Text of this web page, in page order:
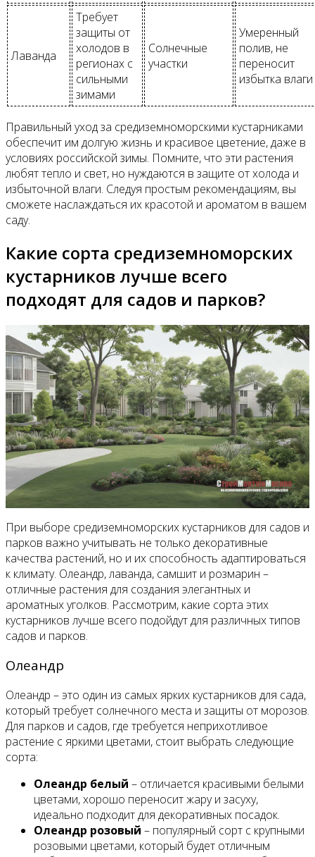
Лаванда
Требует
защиты от
холодов в
регионах с
сильными
зимами
Солнечные
участки
Умеренный
полив, не
переносит
избытка влаги
Правильный уход за средиземноморскими кустарниками
обеспечит им долгую жизнь и красивое цветение, даже в
условиях российской зимы. Помните, что эти растения
любят тепло и свет, но нуждаются в защите от холода и
избыточной влаги. Следуя простым рекомендациям, вы
сможете наслаждаться их красотой и ароматом в вашем
саду.
Какие сорта средиземноморских
кустарников лучше всего
подходят для садов и парков?
При выборе средиземноморских кустарников для садов и
парков важно учитывать не только декоративные
качества растений, но и их способность адаптироваться
к климату. Олеандр, лаванда, самшит и розмарин –
отличные растения для создания элегантных и
ароматных уголков. Рассмотрим, какие сорта этих
кустарников лучше всего подойдут для различных типов
садов и парков.
Олеандр
Олеандр – это один из самых ярких кустарников для сада,
который требует солнечного места и защиты от морозов.
Для парков и садов, где требуется неприхотливое
растение с яркими цветами, стоит выбрать следующие
сорта:
Олеандр белый – отличается красивыми белыми
цветами, хорошо переносит жару и засуху,
идеально подходит для декоративных посадок.
Олеандр розовый – популярный сорт с крупными
розовыми цветами, который будет отличным